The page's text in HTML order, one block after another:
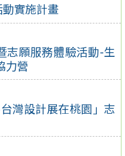
實施計畫
志願服務體驗活動-生
力營
灣設計展在桃園」志